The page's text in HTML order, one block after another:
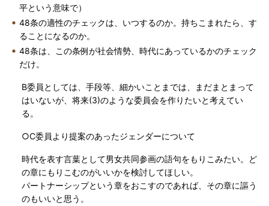
平という意味で）
48条の適性のチェックは、いつするのか。持ちこまれたら、す
ることになるのか。
48条は、この条例が社会情勢、時代にあっているかのチェック
だけ。
B委員としては、手段等、細かいことまでは、まだまとまって
はいないが、将来(3)のような委員会を作りたいと考えてい
る。
○C委員より提案のあったジェンダーについて
時代を表す言葉として男女共同参画の語句をもりこみたい。ど
の章にもりこむのがいいかを検討してほしい。
パートナーシップという章をおこすのであれば、その章に謳う
のもいいと思う。